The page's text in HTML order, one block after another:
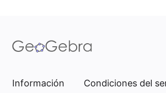
Información Condiciones del